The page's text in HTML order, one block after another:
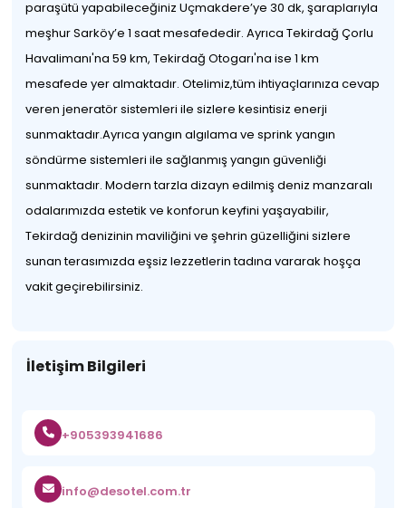
paraşütü yapabileceğiniz Uçmakdere’ye 30 dk, şaraplarıyla
meşhur Sarköy’e 1 saat mesafededir. Ayrıca Tekirdağ Çorlu
Havalimanı'na 59 km, Tekirdağ Otogarı'na ise 1 km
mesafede yer almaktadır. Otelimiz,tüm ihtiyaçlarınıza cevap
veren jeneratör sistemleri ile sizlere kesintisiz enerji
sunmaktadır.Ayrıca yangın algılama ve sprink yangın
söndürme sistemleri ile sağlanmış yangın güvenliği
sunmaktadır. Modern tarzla dizayn edilmiş deniz manzaralı
odalarımızda estetik ve konforun keyfini yaşayabilir,
Tekirdağ denizinin maviliğini ve şehrin güzelliğini sizlere
sunan terasımızda eşsiz lezzetlerin tadına vararak hoşça
vakit geçirebilirsiniz.
İletişim Bilgileri
+905393941686
info@desotel.com.tr